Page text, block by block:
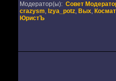
Модератор(ы): Совет
crazysm, Izya_potz, Вых,
ЮристЪ